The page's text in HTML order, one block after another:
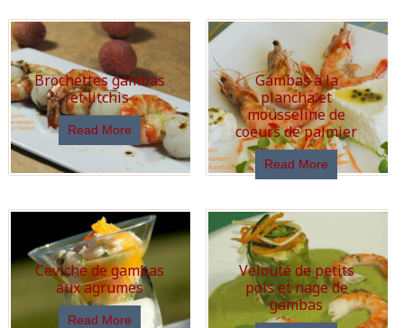
Brochettes gambas
et litchis
Read More
Gambas à la
plancha et
mousseline de
coeurs de palmier
Read More
Ceviche de gambas
aux agrumes
Read More
Velouté de petits
pois et nage de
gambas